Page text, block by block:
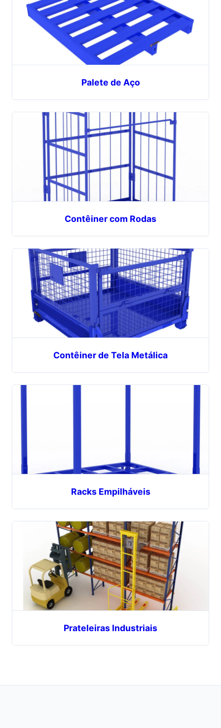
Palete de Aço
Contêiner com Rodas
Contêiner de Tela Metálica
Racks Empilháveis
Prateleiras Industriais